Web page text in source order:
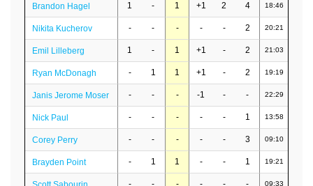
Brandon Hagel 1 - 1 +1 2 4 18:46
Nikita Kucherov - - - - - 2 20:21
Emil Lilleberg 1 - 1 +1 - 2 21:03
Ryan McDonagh - 1 1 +1 - 2 19:19
Janis Jerome Moser - - - -1 - - 22:29
Nick Paul - - - - - 1 13:58
Corey Perry - - - - - 3 09:10
Brayden Point - 1 1 - - 1 19:21
- - - - - - 09:33